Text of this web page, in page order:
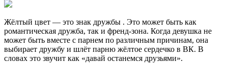
Жёлтый цвет — это знак дружбы . Это может быть как
романтическая дружба, так и френд-зона. Когда девушка не
может быть вместе с парнем по различным причинам, она
выбирает дружбу и шлёт парню жёлтое сердечко в ВК. В
словах это звучит как «давай останемся друзьями».